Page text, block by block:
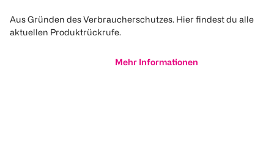
Aus Gründen des Verbraucherschutzes. Hier findest du alle
aktuellen Produktrückrufe.
Mehr Informationen